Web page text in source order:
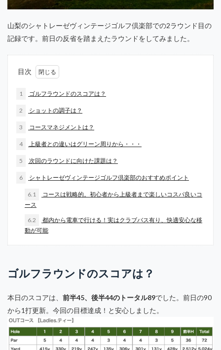
山梨のシャトレーゼヴィンテージゴルフ倶楽部での2ラウンド目の
記録です。前日の反省を踏まえたラウンドをしてみました。
目次
1 ゴルフラウンドのスコアは？
2 ショットの調子は？
3 コースマネジメントは？
4 上級者との違いはグリーン周りから・・・
5 次回のラウンドに向けた課題は？
6 シャトレーゼヴィンテージゴルフ倶楽部のおすすめポイント
6.1
コースは戦略的。初心者から上級者まで楽しいコスパ良いコ
ース
6.2
都内から電車で行ける！実はクラブバス有り、快適安心な移
動が可能
ゴルフラウンドのスコアは？
本日のスコアは、 前半45、後半44のトータル89でした。前日の90
から1打更新。今回の目標達成！と安心しました。